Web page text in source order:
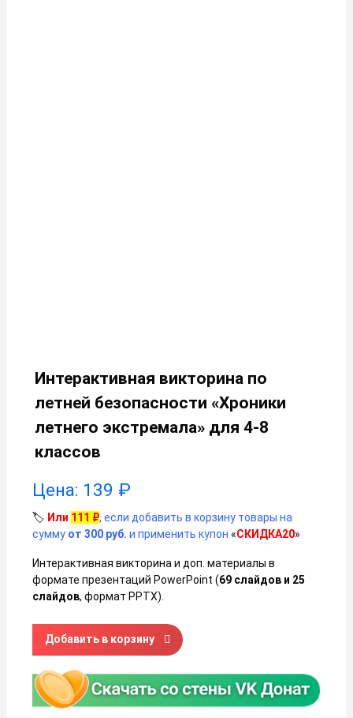
Интерактивная викторина по
летней безопасности «Хроники
летнего экстремала» для 4-8
классов
Цена: 139 ₽
🏷️ Или 111 ₽, если добавить в корзину товары на
сумму от 300 руб. и применить купон «СКИДКА20»
Интерактивная викторина и доп. материалы в
формате презентаций PowerPoint (69 слайдов и 25
слайдов, формат PPTX).
Количество товара Интерактивная викторина по
Добавить в корзину